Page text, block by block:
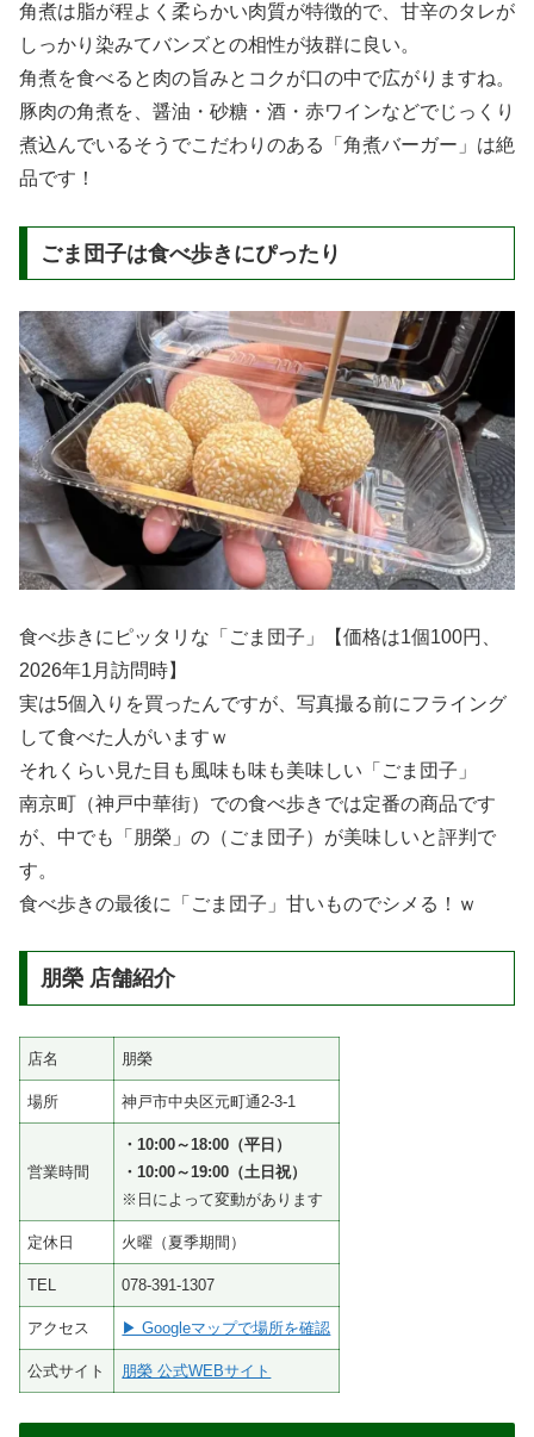
角煮は脂が程よく柔らかい肉質が特徴的で、甘辛のタレが
しっかり染みてバンズとの相性が抜群に良い。
角煮を食べると肉の旨みとコクが口の中で広がりますね。
豚肉の角煮を、醤油・砂糖・酒・赤ワインなどでじっくり
煮込んでいるそうでこだわりのある「角煮バーガー」は絶
品です！
ごま団子は食べ歩きにぴったり
食べ歩きにピッタリな「ごま団子」【価格は1個100円、
2026年1月訪問時】
実は5個入りを買ったんですが、写真撮る前にフライング
して食べた人がいますｗ
それくらい見た目も風味も味も美味しい「ごま団子」
南京町（神戸中華街）での食べ歩きでは定番の商品です
が、中でも「朋榮」の（ごま団子）が美味しいと評判で
す。
食べ歩きの最後に「ごま団子」甘いものでシメる！ｗ
朋榮 店舗紹介
店名 朋榮
場所 神戸市中央区元町通2-3-1
営業時間
・10:00～18:00（平日）
・10:00～19:00（土日祝）
※日によって変動があります
定休日 火曜（夏季期間）
TEL 078-391-1307
アクセス ▶ Googleマップで場所を確認
公式サイト 朋榮 公式WEBサイト